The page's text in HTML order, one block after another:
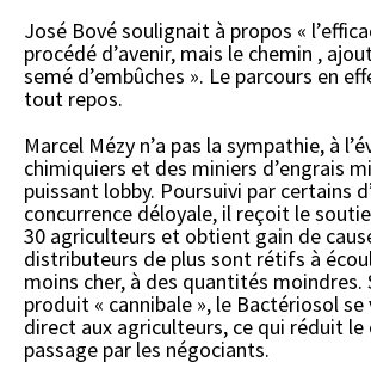
José Bové soulignait à propos «
procédé d’avenir, mais le chemin ,
semé d’embûches ». Le parcours en
tout repos.
Marcel Mézy n’a pas la sympathie, à
chimiquiers et des miniers d’engrais
puissant lobby. Poursuivi par certains
concurrence déloyale, il reçoit le
30 agriculteurs et obtient gain de
distributeurs de plus sont rétifs à
moins cher, à des quantités moindres.
produit « cannibale », le Bactériosol se
direct aux agriculteurs, ce qui réduit le
passage par les négociants.